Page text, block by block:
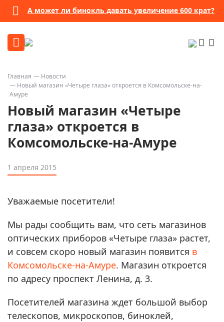
А может ли бинокль давать увеличение 600 крат?
Главная
Новости
Новый магазин «Четыре глаза» откроется в Комсомольске-на-
Амуре
Новый магазин «Четыре
глаза» откроется в
Комсомольске-на-Амуре
1 апреля 2015
Уважаемые посетители!
Мы рады сообщить вам, что сеть магазинов
оптических приборов «Четыре глаза» растет,
и совсем скоро новый магазин появится в
Комсомольске-на-Амуре. Магазин откроется
по адресу проспект Ленина, д. 3.
Посетителей магазина ждет большой выбор
телескопов, микроскопов, биноклей,